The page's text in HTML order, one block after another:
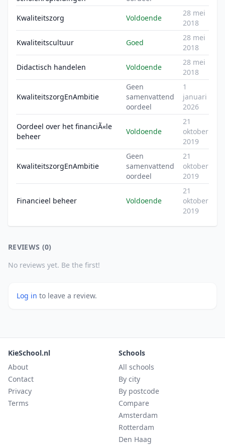
Kwaliteitszorg Voldoende
28 mei
2018
Kwaliteitscultuur Goed
28 mei
2018
Didactisch handelen Voldoende
28 mei
2018
KwaliteitszorgEnAmbitie
Geen
samenvattend
oordeel
1
januari
2026
Oordeel over het financiÃ«le
beheer
Voldoende
21
oktober
2019
KwaliteitszorgEnAmbitie
Geen
samenvattend
oordeel
21
oktober
2019
Financieel beheer Voldoende
21
oktober
2019
REVIEWS (0)
No reviews yet. Be the first!
Log in to leave a review.
KieSchool.nl
About
Contact
Privacy
Terms
Schools
All schools
By city
By postcode
Compare
Amsterdam
Rotterdam
Den Haag